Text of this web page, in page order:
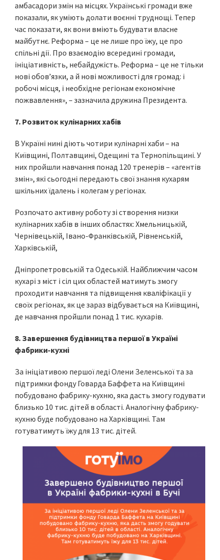
амбасадори змін на місцях. Українські громади вже
показали, як уміють долати воєнні труднощі. Тепер
час показати, як вони вміють будувати власне
майбутнє. Реформа – це не лише про їжу, це про
спільні дії. Про взаємодію всередині громади,
ініціативність, небайдужість. Реформа – це не тільки
нові обов’язки, а й нові можливості для громад: і
робочі місця, і необхідне регіонам економічне
пожвавлення», – зазначила дружина Президента.
7. Розвиток кулінарних хабів
В Україні нині діють чотири кулінарні хаби – на
Київщині, Полтавщині, Одещині та Тернопільщині. У
них пройшли навчання понад 120 тренерів – «агентів
змін», які сьогодні передають свої знання кухарям
шкільних їдалень і колегам у регіонах.
Розпочато активну роботу зі створення низки
кулінарних хабів в інших областях: Хмельницькій,
Чернівецькій, Івано-Франківській, Рівненській,
Харківській,
Дніпропетровській та Одеській. Найближчим часом
кухарі з міст і сіл цих областей матимуть змогу
проходити навчання та підвищення кваліфікації у
своїх регіонах, як це зараз відбувається на Київщині,
де навчання пройшли понад 1 тис. кухарів.
8. Завершення будівництва першої в Україні
фабрики-кухні
За ініціативою першої леді Олени Зеленської та за
підтримки фонду Говарда Баффета на Київщині
побудовано фабрику-кухню, яка дасть змогу годувати
близько 10 тис. дітей в області. Аналогічну фабрику-
кухню буде побудовано на Харківщині. Там
готуватимуть їжу для 13 тис. дітей.